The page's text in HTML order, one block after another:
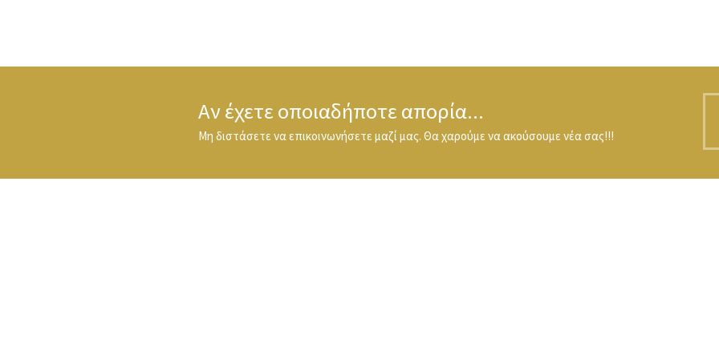
Αν έχετε οποιαδήποτε απορία...
Μη διστάσετε να επικοινωνήσετε μαζί μας. Θα χαρούμε να ακούσουμε νέα σας!!!